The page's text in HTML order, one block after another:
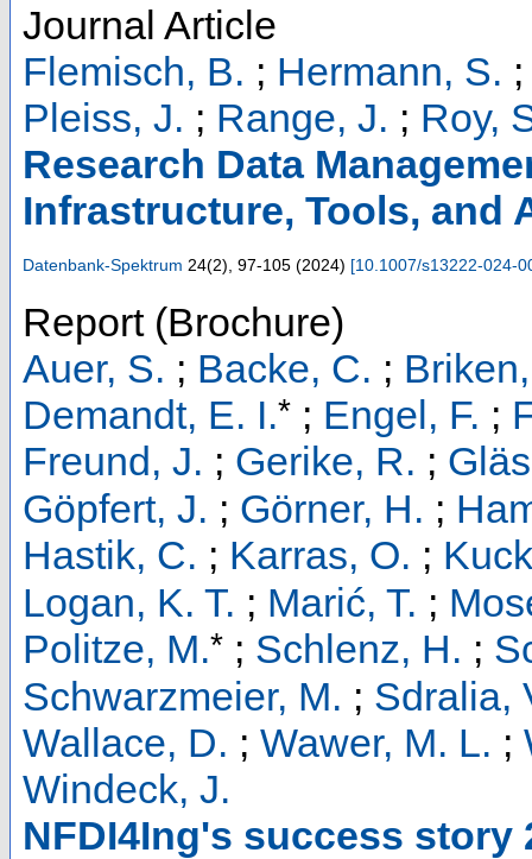
Journal Article
Flemisch, B. ; Hermann, S.
Pleiss, J. ; Range, J. ; Roy,
Research Data
Infrastructure, Tools, and
Datenbank-Spektrum 24(2), 97-105 (2024) [10.1007/s13222-024-
Report (Brochure)
Auer, S. ; Backe, C. ;
Demandt, E. I.* ; Engel, F. ;
Freund, J. ; Gerike, R. ;
Göpfert, J. ; Görner, H. ;
Hastik, C. ; Karras, O. ;
Logan, K. T. ; Marić, T. ;
Politze, M.* ; Schlenz, H. ;
Schwarzmeier, M. ; Sdralia,
Wallace, D. ; Wawer, M. L. ;
Windeck, J.
NFDI4Ing's success story